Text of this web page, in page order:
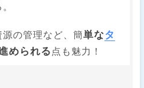
源の管理など、簡単なタ
められる 点も魅力！